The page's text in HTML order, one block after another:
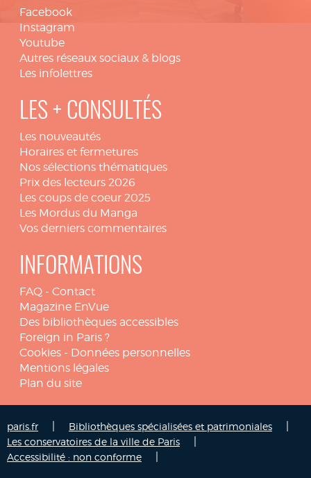
Facebook
Instagram
Youtube
Autres réseaux sociaux & blogs
Les infolettres
LES + CONSULTÉS
Les nouveautés
Horaires et fermetures
Nos sélections thématiques
Prix des lecteurs 2026
Les coups de coeur 2025
Les Mordus du Manga
Vos derniers commentaires
INFORMATIONS
FAQ - Contact
Magazine EnVue
Des bibliothèques accessibles
Foreign in Paris ?
Cookies - Données personnelles
Mentions légales
Plan du site
paris.fr Bibliothèques spécialisées et patrimoniales
Les conservatoires de la ville de Paris
Accessibilité : non conforme